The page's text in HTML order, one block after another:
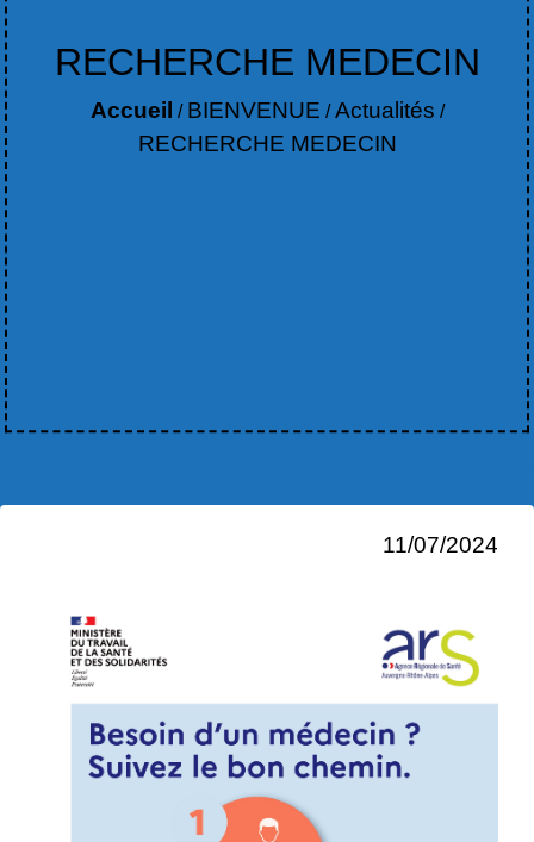
RECHERCHE MEDECIN
Accueil / BIENVENUE /Actualités /
RECHERCHE MEDECIN
11/07/2024